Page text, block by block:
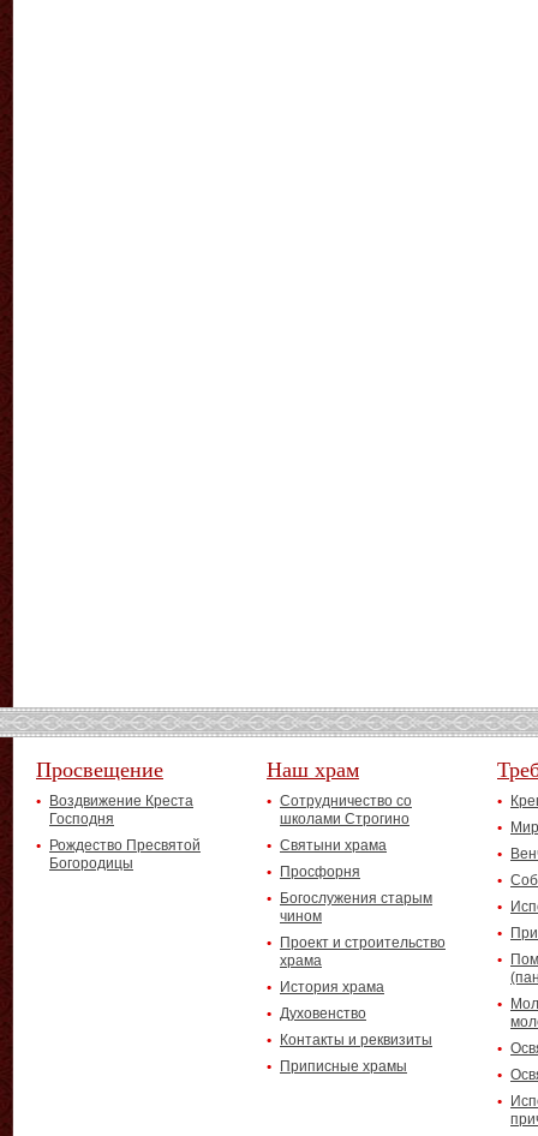
Просвещение
Воздвижение Креста
Господня
Рождество Пресвятой
Богородицы
Наш храм
Сотрудничество со
школами Строгино
Святыни храма
Просфорня
Богослужения старым
чином
Проект и строительство
храма
История храма
Духовенство
Контакты и реквизиты
Приписные храмы